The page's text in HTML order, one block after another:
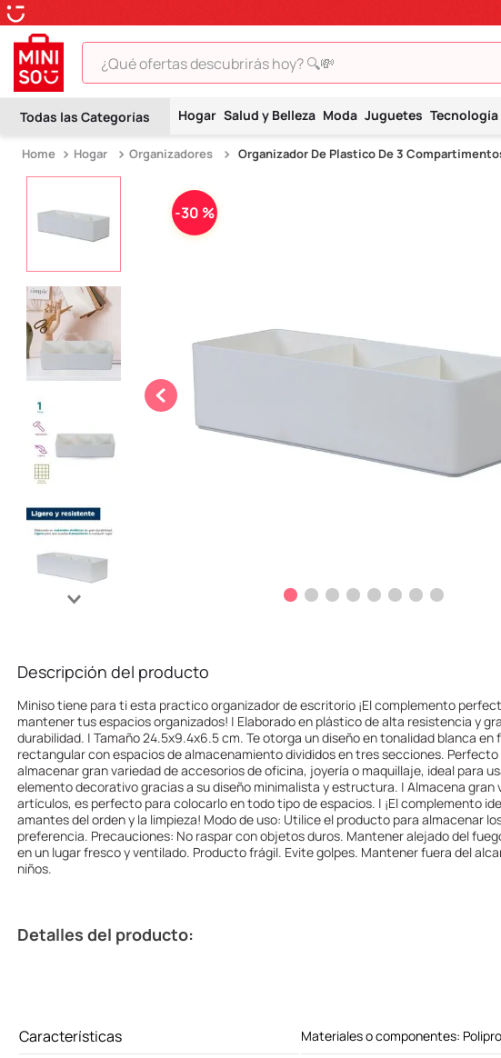
¿Qué ofertas descubrirás hoy? 🔍💸
Hogar Salud y Belleza Moda Juguetes Tecnología
Hogar Organizadores Organizador De Plastico De 3
-30 %
Descripción del producto
Miniso tiene para ti esta practico organizador de escritorio ¡El complemento
mantener tus espacios organizados! | Elaborado en plástico de alta resistencia y
durabilidad. | Tamaño 24.5x9.4x6.5 cm. Te otorga un diseño en tonalidad blanca en
rectangular con espacios de almacenamiento divididos en tres secciones. Perfecto
almacenar gran variedad de accesorios de oficina, joyería o maquillaje, ideal para
elemento decorativo gracias a su diseño minimalista y estructura. | Almacena gran
artículos, es perfecto para colocarlo en todo tipo de espacios. | ¡El complemento
amantes del orden y la limpieza! Modo de uso: Utilice el producto para almacenar
preferencia. Precauciones: No raspar con objetos duros. Mantener alejado del
en un lugar fresco y ventilado. Producto frágil. Evite golpes. Mantener fuera del
niños.
Detalles del producto:
Características Materiales o componentes:
TÉRMINOS MÁS BUSCADOS
2.
hello kitty
snoopy
ositos cariñositos
termos
9.
one piece
. league of legends